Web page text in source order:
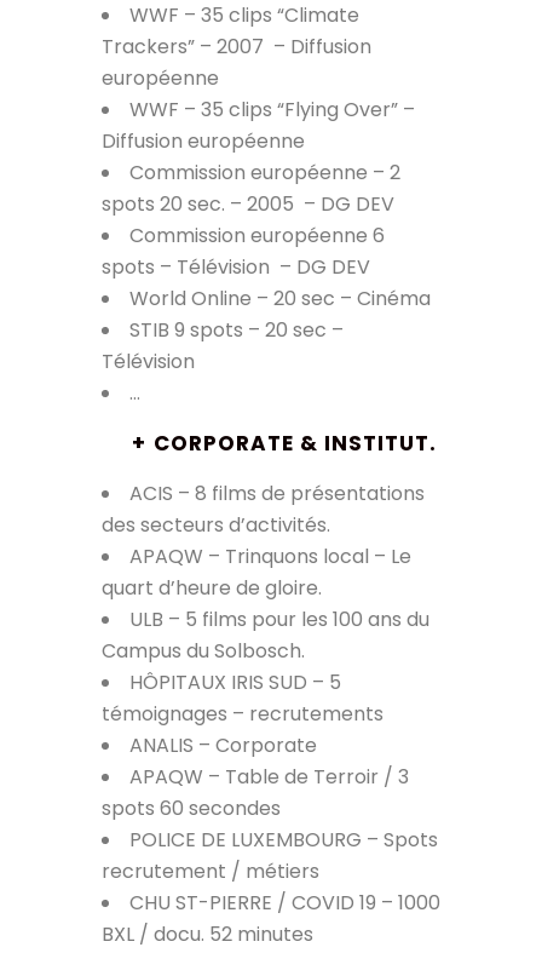
WWF – 35 clips “Climate
Trackers” – 2007 – Diffusion
européenne
WWF – 35 clips “Flying Over” –
Diffusion européenne
Commission européenne – 2
spots 20 sec. – 2005 – DG DEV
Commission européenne 6
spots – Télévision – DG DEV
World Online – 20 sec – Cinéma
STIB 9 spots – 20 sec –
Télévision
…
+ CORPORATE & INSTITUT.
ACIS – 8 films de présentations
des secteurs d’activités.
APAQW – Trinquons local – Le
quart d’heure de gloire.
ULB – 5 films pour les 100 ans du
Campus du Solbosch.
HÔPITAUX IRIS SUD – 5
témoignages – recrutements
ANALIS – Corporate
APAQW – Table de Terroir / 3
spots 60 secondes
POLICE DE LUXEMBOURG – Spots
recrutement / métiers
CHU ST-PIERRE / COVID 19 – 1000
BXL / docu. 52 minutes